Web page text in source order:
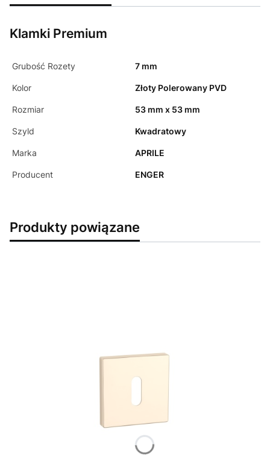
Klamki Premium
Grubość Rozety 7 mm
Kolor Złoty Polerowany PVD
Rozmiar 53 mm x 53 mm
Szyld Kwadratowy
Marka APRILE
Producent ENGER
Produkty powiązane